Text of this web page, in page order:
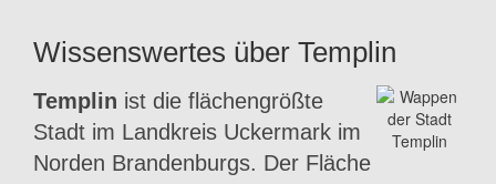
Wissenswertes über Templin
Templin ist die flächengrößte
Stadt im Landkreis Uckermark im
Norden Brandenburgs. Der Fläche